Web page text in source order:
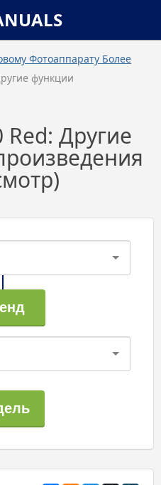
Фотоаппарату Более
функции
Red: Другие